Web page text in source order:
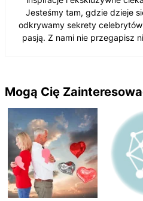
Jesteśmy tam, gdzie dzieje
odkrywamy sekrety
pasją. Z nami nie przegapisz
Mogą Cię